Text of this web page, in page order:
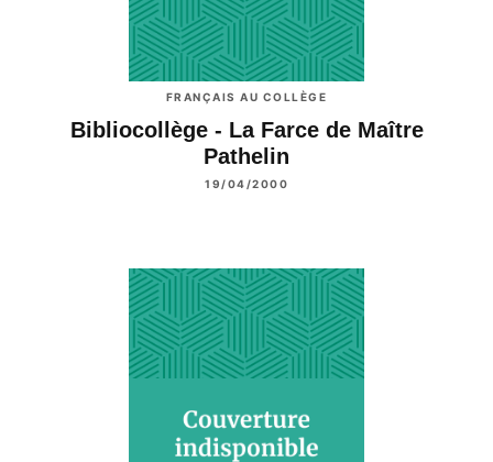
FRANÇAIS AU COLLÈGE
Bibliocollège - La Farce de Maître
Pathelin
19/04/2000